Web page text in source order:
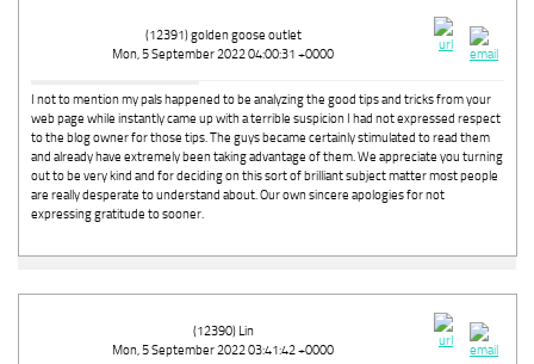
(12391) golden goose outlet
Mon, 5 September 2022 04:00:31 +0000
I not to mention my pals happened to be analyzing the good tips and tricks from your
web page while instantly came up with a terrible suspicion I had not expressed respect
to the blog owner for those tips. The guys became certainly stimulated to read them
and already have extremely been taking advantage of them. We appreciate you turning
out to be very kind and for deciding on this sort of brilliant subject matter most people
are really desperate to understand about. Our own sincere apologies for not
expressing gratitude to sooner.
(12390) Lin
Mon, 5 September 2022 03:41:42 +0000